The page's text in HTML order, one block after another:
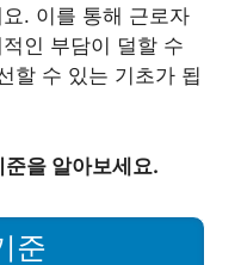
. 이를 통해 근로자
인 부담이 덜할 수
할 수 있는 기초가 됩
을 알아보세요.
준